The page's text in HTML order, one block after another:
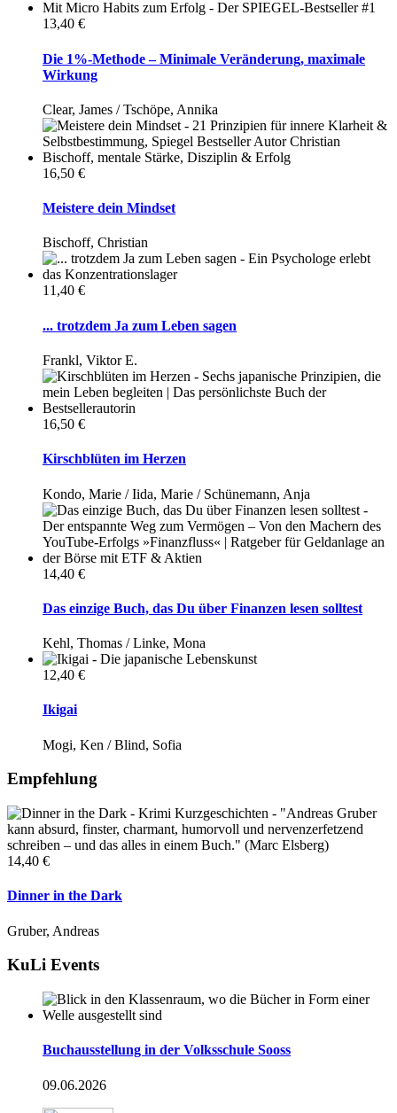
13,40 €
Die 1%-Methode – Minimale Veränderung, maximale
Wirkung
Clear, James / Tschöpe, Annika
16,50 €
Meistere dein Mindset
Bischoff, Christian
11,40 €
... trotzdem Ja zum Leben sagen
Frankl, Viktor E.
16,50 €
Kirschblüten im Herzen
Kondo, Marie / Iida, Marie / Schünemann, Anja
14,40 €
Das einzige Buch, das Du über Finanzen lesen solltest
Kehl, Thomas / Linke, Mona
12,40 €
Ikigai
Mogi, Ken / Blind, Sofia
Empfehlung
14,40 €
Dinner in the Dark
Gruber, Andreas
KuLi Events
Buchausstellung in der Volksschule Sooss
09.06.2026